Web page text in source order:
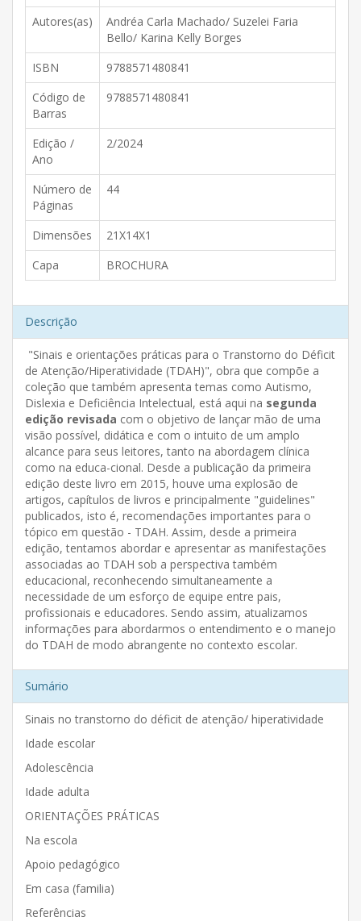
Autores(as)
Andréa Carla Machado/ Suzelei Faria
Bello/ Karina Kelly Borges
ISBN
9788571480841
Código de
Barras
9788571480841
Edição /
Ano
2/2024
Número de
Páginas
44
Dimensões
21X14X1
Capa
BROCHURA
Descrição
"Sinais e orientações práticas para o Transtorno do Déficit
de Atenção/Hiperatividade (TDAH)", obra que compõe a
coleção que também apresenta temas como Autismo,
Dislexia e Deficiência Intelectual, está aqui na segunda
edição revisada com o objetivo de lançar mão de uma
visão possível, didática e com o intuito de um amplo
alcance para seus leitores, tanto na abordagem clínica
como na educa-cional. Desde a publicação da primeira
edição deste livro em 2015, houve uma explosão de
artigos, capítulos de livros e principalmente "guidelines"
publicados, isto é, recomendações importantes para o
tópico em questão - TDAH. Assim, desde a primeira
edição, tentamos abordar e apresentar as manifestações
associadas ao TDAH sob a perspectiva também
educacional, reconhecendo simultaneamente a
necessidade de um esforço de equipe entre pais,
profissionais e educadores. Sendo assim, atualizamos
informações para abordarmos o entendimento e o manejo
do TDAH de modo abrangente no contexto escolar.
Sumário
Sinais no transtorno do déficit de atenção/ hiperatividade
Idade escolar
Adolescência
Idade adulta
ORIENTAÇÕES PRÁTICAS
Na escola
Apoio pedagógico
Em casa (familia)
Referências